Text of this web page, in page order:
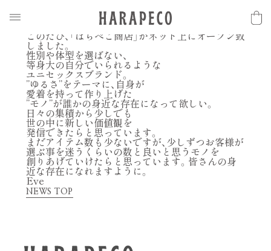
はらぺこ商店 WEB NEW OPEN!!
このたび、「はらぺこ商店」がネット上にオープン致
しました。
性別や体型を選ばない、
等身大の自分でいられるような
ユニセックスブランド。
”ゆるさ”をテーマに、自身が
愛着を持って作り上げた
”モノ”が誰かの身近な存在になって欲しい。
日々の集積から少しでも
世の中に新しい価値観を
発信できたらと思っています。
まだアイテム数も少ないですが、少しずつお客様が
選ぶ事を迷うくらいの数と良いと思うモノを
創りあげていけたらと思っています。皆さんの身
近な存在になれますように。
Eve
NEWS TOP